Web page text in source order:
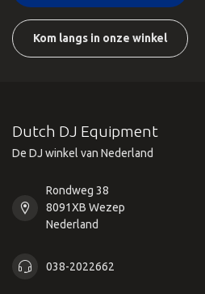
Kom langs in onze winkel
Dutch DJ Equipment
De DJ winkel van Nederland
Rondweg 38
8091XB Wezep
Nederland
038-2022662